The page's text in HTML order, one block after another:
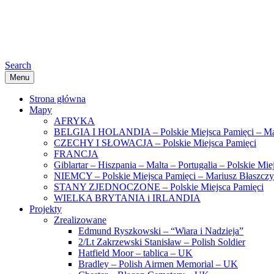
Search
Menu
Strona główna
Mapy
AFRYKA
BELGIA I HOLANDIA – Polskie Miejsca Pamięci –
CZECHY I SŁOWACJA – Polskie Miejsca Pamięci
FRANCJA
Giblartar – Hiszpania – Malta – Portugalia – Polskie
NIEMCY – Polskie Miejsca Pamięci – Mariusz
STANY ZJEDNOCZONE – Polskie Miejsca Pamięci
WIELKA BRYTANIA i IRLANDIA
Projekty
Zrealizowane
Edmund Ryszkowski – “Wiara i Nadzieja”
2/Lt Zakrzewski Stanisław – Polish Soldier
Hatfield Moor – tablica – UK
Bradley – Polish Airmen Memorial – UK